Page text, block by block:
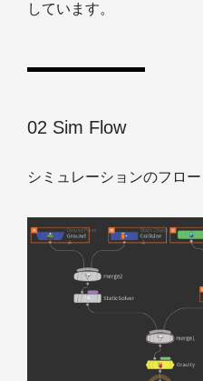
しています。
02 Sim Flow
シミュレーションのフロー